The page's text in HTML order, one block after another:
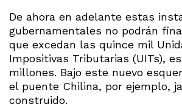
De ahora en adelante estas
gubernamentales no podrán
que excedan las quince mil
Impositivas Tributarias (UITs),
millones. Bajo este nuevo
el puente Chilina, por ejemplo,
construido.